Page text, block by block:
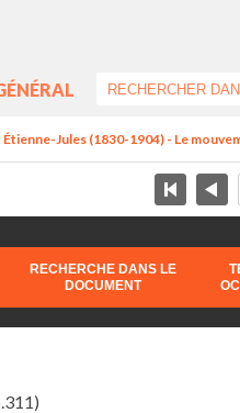
Étienne-Jules (1830-1904) - Le
RECHERCHE DANS LE
DOCUMENT